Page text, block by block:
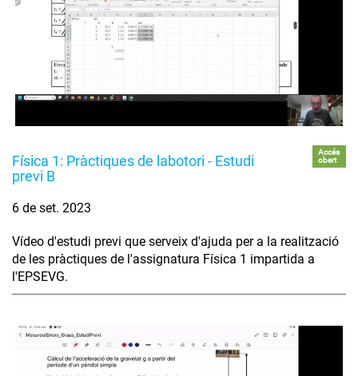
Física 1: Pràctiques de labotori - Estudi
previ B
Accés
obert
6 de set. 2023
Vídeo d'estudi previ que serveix d'ajuda per a la realització
de les pràctiques de l'assignatura Física 1 impartida a
l'EPSEVG.